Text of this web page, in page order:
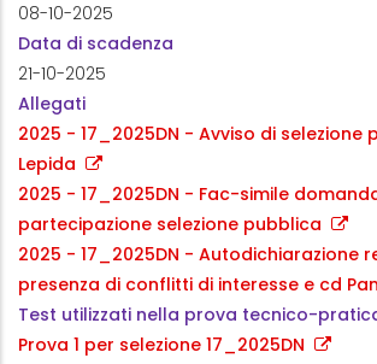
08-10-2025
Data di scadenza
21-10-2025
Allegati
2025 - 17_2025DN - Avviso di selezione
Lepida
2025 - 17_2025DN - Fac-simile
partecipazione selezione pubblica
2025 - 17_2025DN - Autodichiarazione
presenza di conflitti di interesse e cd
Test utilizzati nella prova tecnico-
Prova 1 per selezione 17_2025DN